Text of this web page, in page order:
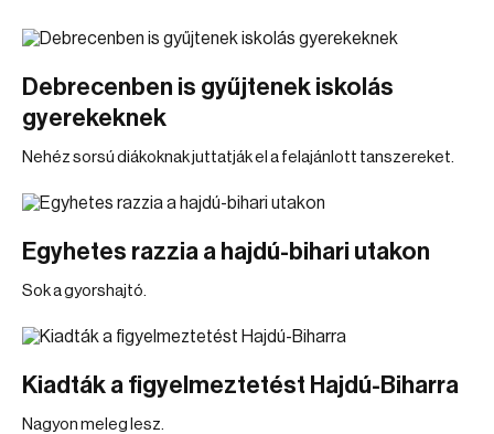
Debrecenben is gyűjtenek iskolás
gyerekeknek
Nehéz sorsú diákoknak juttatják el a felajánlott tanszereket.
Egyhetes razzia a hajdú-bihari utakon
Sok a gyorshajtó.
Kiadták a figyelmeztetést Hajdú-Biharra
Nagyon meleg lesz.